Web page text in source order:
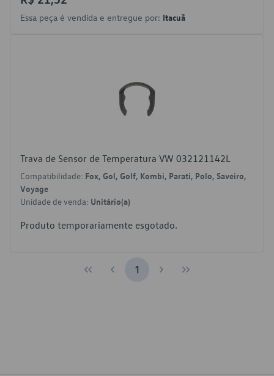
Essa peça é vendida e entregue por: Itacuã
Trava de Sensor de Temperatura VW 032121142L
Compatibilidade: Fox, Gol, Golf, Kombi, Parati, Polo, Saveiro,
Voyage
Unidade de venda: Unitário(a)
Produto temporariamente esgotado.
1